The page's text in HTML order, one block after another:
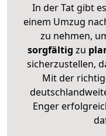
In der Tat gibt
einem Umzug
zu nehmen,
sorgfältig zu
sicherzustellen,
Mit der
Enger